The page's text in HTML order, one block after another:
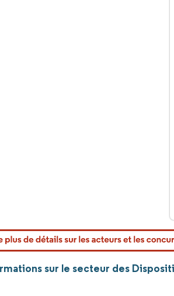
sur le secteur des